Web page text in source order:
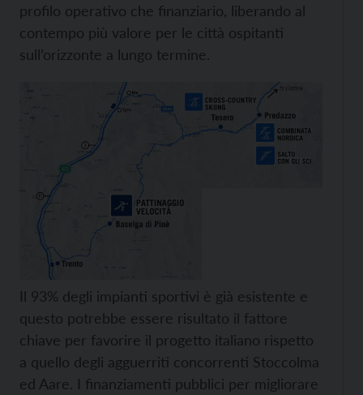
profilo operativo che finanziario, liberando al
contempo più valore per le città ospitanti
sull’orizzonte a lungo termine.
Il 93% degli impianti sportivi è già esistente e
questo potrebbe essere risultato il fattore
chiave per favorire il progetto italiano rispetto
a quello degli agguerriti concorrenti Stoccolma
ed Aare. I finanziamenti pubblici per migliorare